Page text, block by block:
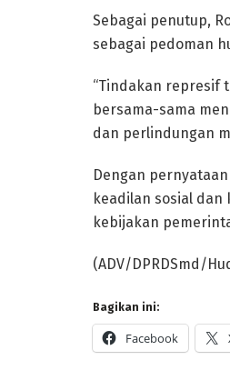
Sebagai penutup,
sebagai pedoman
“Tindakan represif
bersama-sama
dan perlindungan
Dengan
keadilan sosial
kebijakan
(ADV/DPRDSmd/
Bagikan ini:
Facebook